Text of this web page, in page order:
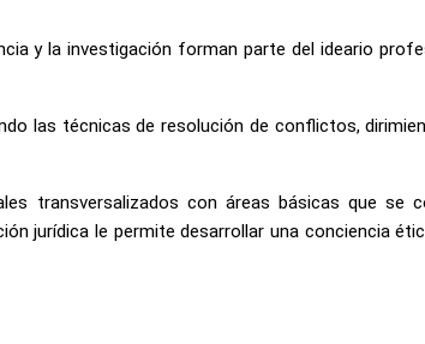
y la investigación forman parte del ideario
las técnicas de resolución de conflictos,
transversalizados con áreas básicas que se
jurídica le permite desarrollar una conciencia